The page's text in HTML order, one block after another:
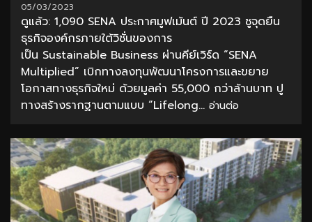
05/03/2023
ดูแล้ว: 1,090 SENA ประกาศมูฟเม้นต์ ปี 2023 ชูจุดยืน
ธุรกิจองค์กรภายใต้วิชั่นของการ
เป็น Sustainable Business ผ่านคีย์เวิร์ด “SENA
Multiplied” เบิกทางลงทุนพัฒนาโครงการและขยาย
โอกาสทางธุรกิจใหม่ ด้วยมูลค่า 55,000 กว่าล้านบาท ปู
ทางสร้างรากฐานตามแบบ “Lifelong... อ่านต่อ